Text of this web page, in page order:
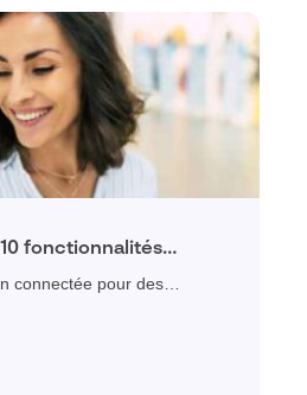
fonctionnalités
application pour
connectée pour des